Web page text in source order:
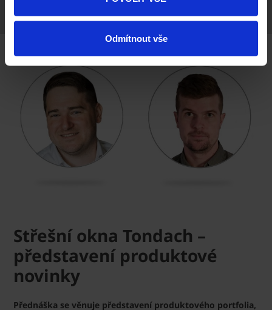
Odmítnout vše
Střešní okna Tondach –
představení produktové
novinky
Přednáška se věnuje představení produktového portfolia,